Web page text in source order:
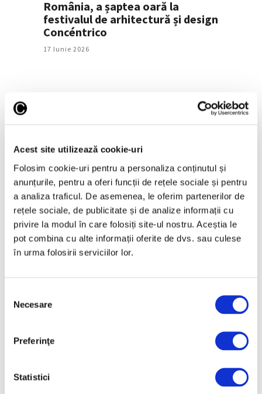
Acest site utilizează cookie-uri
Folosim cookie-uri pentru a personaliza conținutul și
anunțurile, pentru a oferi funcții de rețele sociale și pentru
a analiza traficul. De asemenea, le oferim partenerilor de
rețele sociale, de publicitate și de analize informații cu
privire la modul în care folosiți site-ul nostru. Aceștia le
pot combina cu alte informații oferite de dvs. sau culese
în urma folosirii serviciilor lor.
consimțământului
Necesare
Preferinţe
Statistici
România, a șaptea oară la
festivalul de arhitectură și design
Concéntrico
17 Iunie 2026
Inovații în design – Vincent Van
Duysen transformă simplitatea în
eleganță
11 Iunie 2026
Inovații în design – Franco Raggi